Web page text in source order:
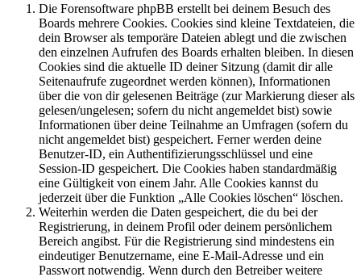
Die Forensoftware phpBB erstellt bei deinem Besuch des
Boards mehrere Cookies. Cookies sind kleine Textdateien, die
dein Browser als temporäre Dateien ablegt und die zwischen
den einzelnen Aufrufen des Boards erhalten bleiben. In diesen
Cookies sind die aktuelle ID deiner Sitzung (damit dir alle
Seitenaufrufe zugeordnet werden können), Informationen
über die von dir gelesenen Beiträge (zur Markierung dieser als
gelesen/ungelesen; sofern du nicht angemeldet bist) sowie
Informationen über deine Teilnahme an Umfragen (sofern du
nicht angemeldet bist) gespeichert. Ferner werden deine
Benutzer-ID, ein Authentifizierungsschlüssel und eine
Session-ID gespeichert. Die Cookies haben standardmäßig
eine Gültigkeit von einem Jahr. Alle Cookies kannst du
jederzeit über die Funktion „Alle Cookies löschen“ löschen.
Weiterhin werden die Daten gespeichert, die du bei der
Registrierung, in deinem Profil oder deinem persönlichem
Bereich angibst. Für die Registrierung sind mindestens ein
eindeutiger Benutzername, eine E-Mail-Adresse und ein
Passwort notwendig. Wenn durch den Betreiber weitere